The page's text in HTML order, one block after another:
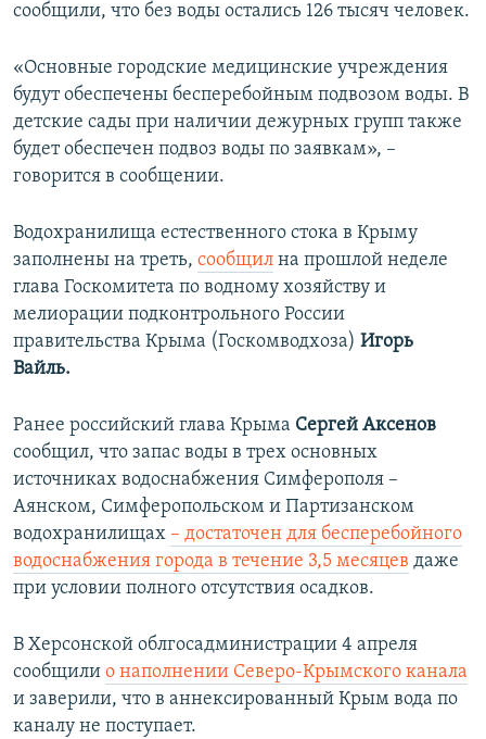
сообщили, что без воды остались 126 тысяч человек.
«Основные городские медицинские учреждения
будут обеспечены бесперебойным подвозом воды. В
детские сады при наличии дежурных групп также
будет обеспечен подвоз воды по заявкам», –
говорится в сообщении.
Водохранилища естественного стока в Крыму
заполнены на треть, сообщил на прошлой неделе
глава Госкомитета по водному хозяйству и
мелиорации подконтрольного России
правительства Крыма (Госкомводхоза) Игорь
Вайль.
Ранее российский глава Крыма Сергей Аксенов
сообщил, что запас воды в трех основных
источниках водоснабжения Симферополя –
Аянском, Симферопольском и Партизанском
водохранилищах – достаточен для бесперебойного
водоснабжения города в течение 3,5 месяцев даже
при условии полного отсутствия осадков.
В Херсонской облгосадминистрации 4 апреля
сообщили о наполнении Северо-Крымского канала
и заверили, что в аннексированный Крым вода по
каналу не поступает.